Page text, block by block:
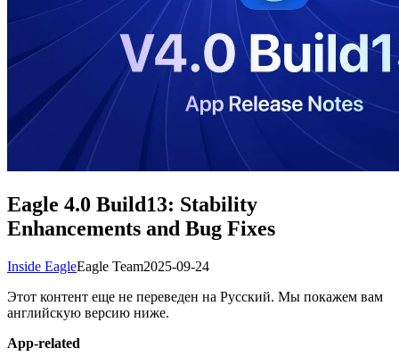
Eagle 4.0 Build13: Stability
Enhancements and Bug Fixes
Inside EagleEagle Team2025-09-24
Этот контент еще не переведен на Русский. Мы покажем вам
английскую версию ниже.
App-related